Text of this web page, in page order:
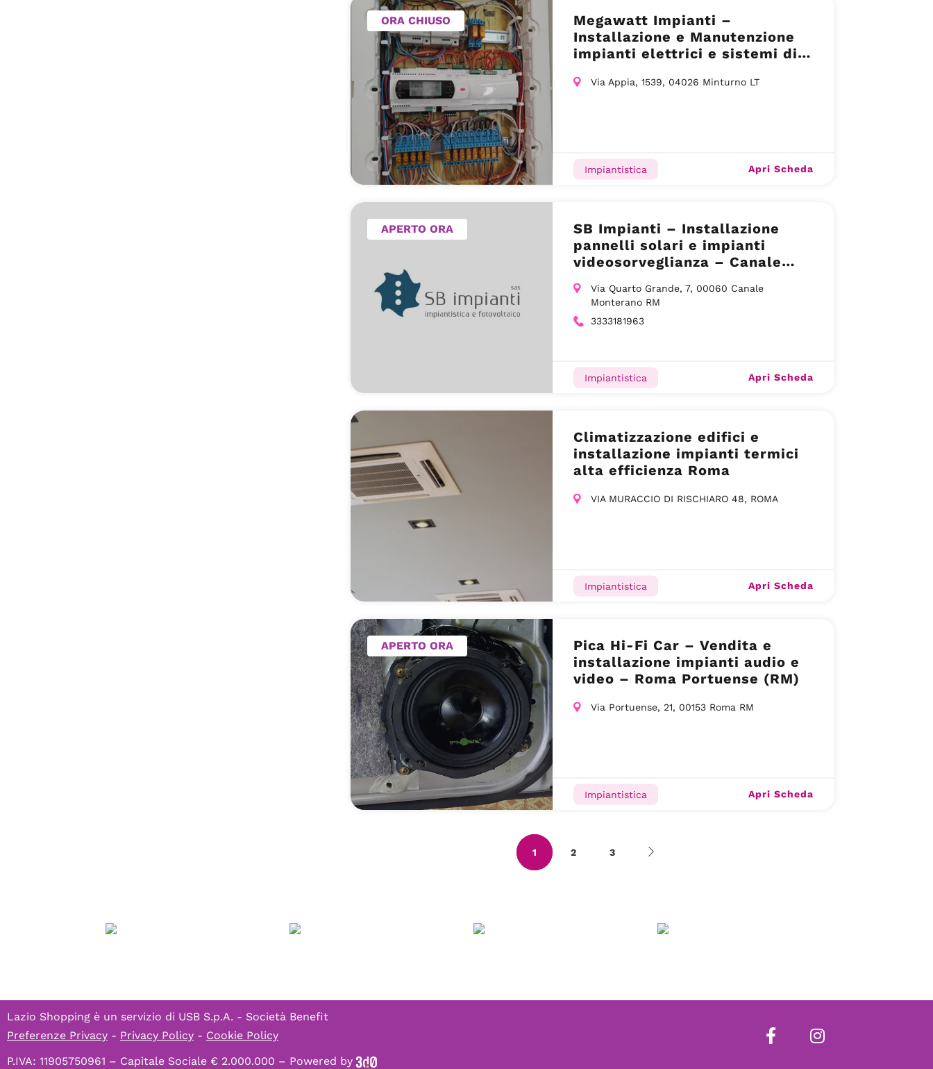
ORA CHIUSO
Megawatt Impianti –
Installazione e Manutenzione
impianti elettrici e sistemi di
Via Appia, 1539, 04026 Minturno LT
Impiantistica Apri Scheda
APERTO ORA
SB Impianti – Installazione
pannelli solari e impianti
videosorveglianza – Canale
Via Quarto Grande, 7, 00060 Canale
Monterano RM
3333181963
Impiantistica Apri Scheda
Climatizzazione edifici e
installazione impianti termici
alta efficienza Roma
VIA MURACCIO DI RISCHIARO 48, ROMA
Impiantistica Apri Scheda
APERTO ORA
Pica Hi-Fi Car – Vendita e
installazione impianti audio e
video – Roma Portuense (RM)
Via Portuense, 21, 00153 Roma RM
Impiantistica Apri Scheda
1 2 3
Lazio Shopping è un servizio di USB S.p.A. - Società Benefit
Preferenze Privacy - Privacy Policy - Cookie Policy
P.IVA: 11905750961 – Capitale Sociale € 2.000.000 – Powered by